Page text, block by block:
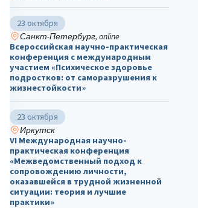
23 октября
Санкт-Петербург, online
Всероссийская научно-практическая
конференция с международным
участием «Психическое здоровье
подростков: от саморазрушения к
жизнестойкости»
23 октября
Иркутск
VI Международная научно-
практическая конференция
«Межведомственный подход к
сопровождению личности,
оказавшейся в трудной жизненной
ситуации: теория и лучшие
практики»